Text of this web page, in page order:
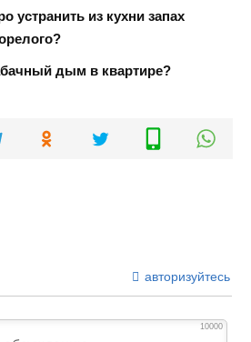
устранить из кухни запах
дым в квартире?
авторизуйтесь
10000